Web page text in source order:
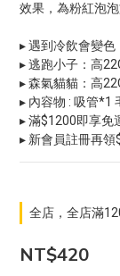
效果，為粉紅泡
▸ 遇到冷飲會變色
▸ 逃跑小子：高
▸ 森氣貓貓：高
▸ 內容物 : 吸管*1
▸ 滿$1200即享免
▸ 新會員註冊再領
全店，全店滿
NT$420